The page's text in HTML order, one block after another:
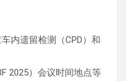
内遗留检测（CPD）和
2025）会议时间地点等